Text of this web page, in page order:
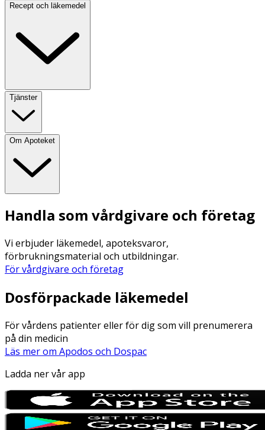
Recept och läkemedel
Tjänster
Om Apoteket
Handla som vårdgivare och företag
Vi erbjuder läkemedel, apoteksvaror,
förbrukningsmaterial och utbildningar.
För vårdgivare och företag
Dosförpackade läkemedel
För vårdens patienter eller för dig som vill prenumerera
på din medicin
Läs mer om Apodos och Dospac
Ladda ner vår app